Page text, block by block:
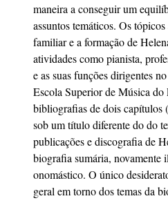
maneira a conseguir um
assuntos temáticos. Os
familiar e a formação de
atividades como pianista,
e as suas funções dirigentes
Escola Superior de Música
bibliografias de dois capítulos
sob um título diferente do do
publicações e discografia de
biografia sumária, novamente
onomástico. O único
geral em torno dos temas da